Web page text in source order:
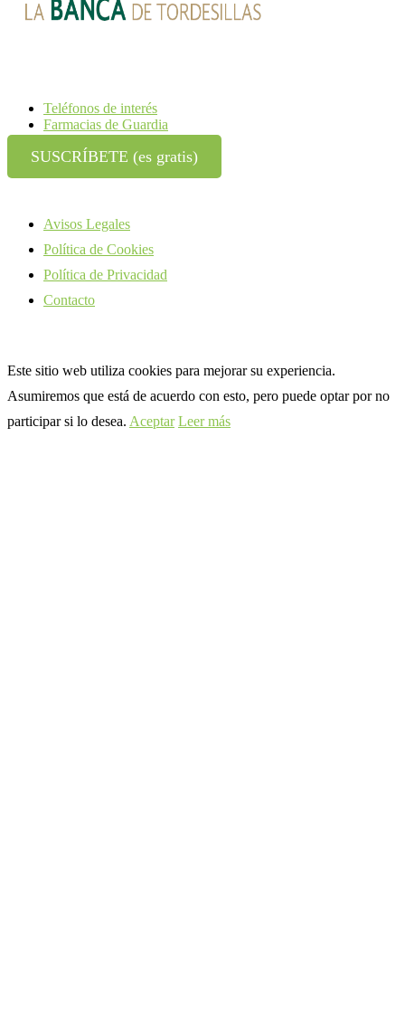
Teléfonos de interés
Farmacias de Guardia
SUSCRÍBETE (es gratis)
Avisos Legales
Política de Cookies
Política de Privacidad
Contacto
Este sitio web utiliza cookies para mejorar su experiencia.
Asumiremos que está de acuerdo con esto, pero puede optar por no
participar si lo desea. Aceptar Leer más